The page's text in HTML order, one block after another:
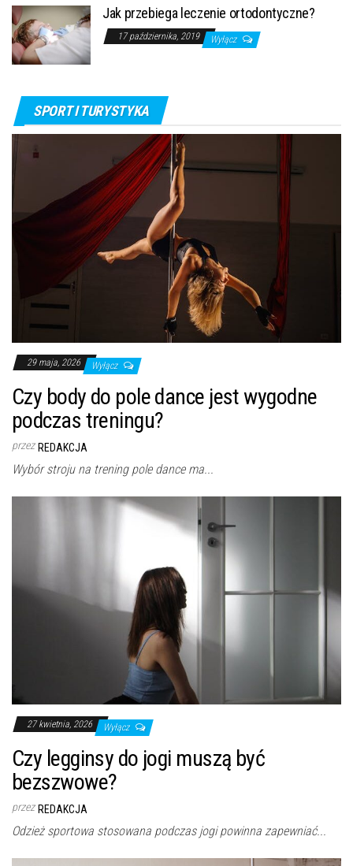
Jak przebiega leczenie ortodontyczne?
17 października, 2019 Wyłącz
SPORT I TURYSTYKA
29 maja, 2026 Wyłącz
Czy body do pole dance jest wygodne
podczas treningu?
przez REDAKCJA
Wybór stroju na trening pole dance ma...
27 kwietnia, 2026 Wyłącz
Czy legginsy do jogi muszą być
bezszwowe?
przez REDAKCJA
Odzież sportowa stosowana podczas jogi powinna zapewniać...